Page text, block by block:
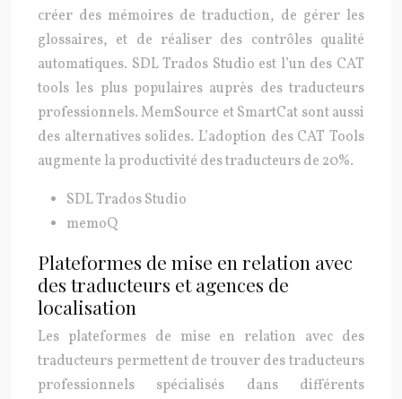
créer des mémoires de traduction, de gérer les
glossaires, et de réaliser des contrôles qualité
automatiques. SDL Trados Studio est l’un des CAT
tools les plus populaires auprès des traducteurs
professionnels. MemSource et SmartCat sont aussi
des alternatives solides. L’adoption des CAT Tools
augmente la productivité des traducteurs de 20%.
SDL Trados Studio
memoQ
Plateformes de mise en relation avec
des traducteurs et agences de
localisation
Les plateformes de mise en relation avec des
traducteurs permettent de trouver des traducteurs
professionnels spécialisés dans différents